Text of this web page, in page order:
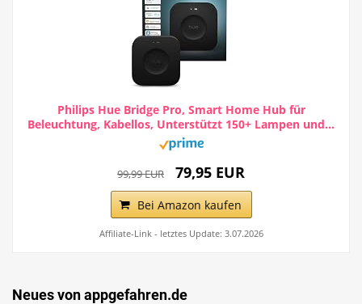
Philips Hue Bridge Pro, Smart Home Hub für
Beleuchtung, Kabellos, Unterstützt 150+ Lampen und...
99,99 EUR 79,95 EUR
Bei Amazon kaufen
Affiliate-Link - letztes Update: 3.07.2026
Neues von appgefahren.de